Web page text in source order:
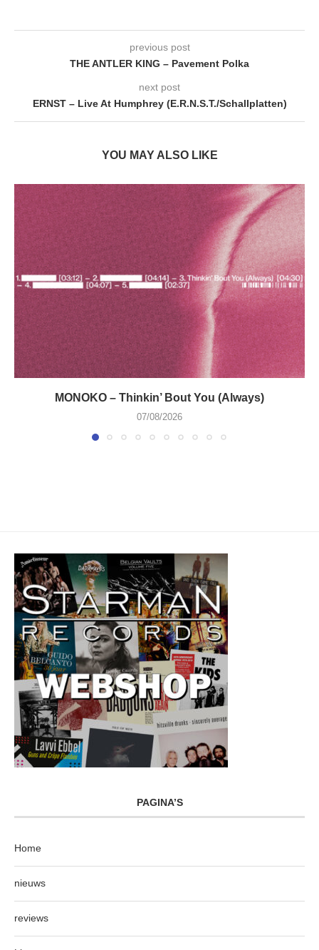
previous post
THE ANTLER KING – Pavement Polka
next post
ERNST – Live At Humphrey (E.R.N.S.T./Schallplatten)
YOU MAY ALSO LIKE
MONOKO – Thinkin’ Bout You (Always)
07/08/2026
PAGINA’S
Home
nieuws
reviews